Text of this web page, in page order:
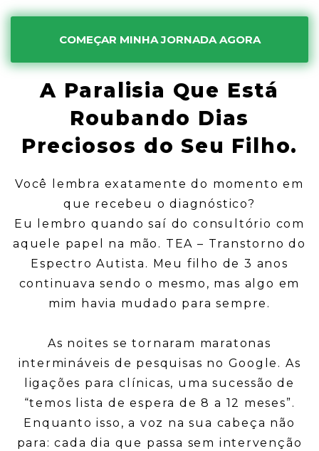
A Paralisia Que Está
Roubando Dias
Preciosos do Seu Filho.
Você lembra exatamente do momento em
que recebeu o diagnóstico?
Eu lembro quando saí do consultório com
aquele papel na mão. TEA – Transtorno do
Espectro Autista. Meu filho de 3 anos
continuava sendo o mesmo, mas algo em
mim havia mudado para sempre.
As noites se tornaram maratonas
intermináveis de pesquisas no Google. As
ligações para clínicas, uma sucessão de
“temos lista de espera de 8 a 12 meses”.
Enquanto isso, a voz na sua cabeça não
para: cada dia que passa sem intervenção
COMEÇAR MINHA JORNADA AGORA